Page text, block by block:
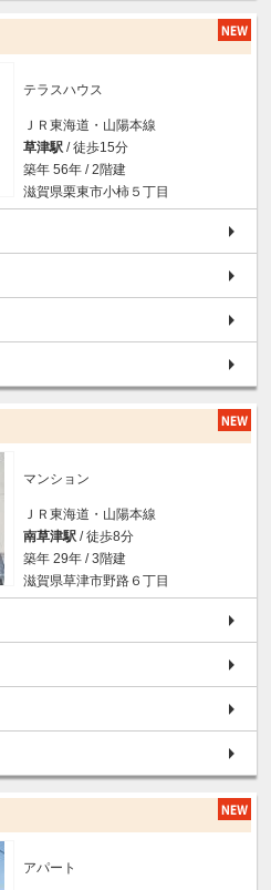
テラスハウス
ＪＲ東海道・山陽本線
草津駅 / 徒歩15分
築年 56年 / 2階建
滋賀県栗東市小柿５丁目
マンション
ＪＲ東海道・山陽本線
南草津駅 / 徒歩8分
築年 29年 / 3階建
滋賀県草津市野路６丁目
アパート